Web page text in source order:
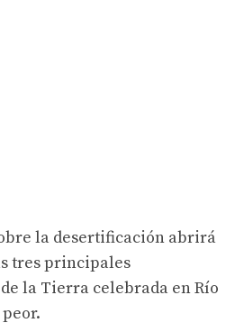
la desertificación abrirá
tres principales
la Tierra celebrada en Río